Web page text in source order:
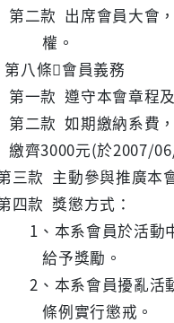
第二款 出席會員大會
權。
第八條會員義務
第一款 遵守本會章程
第二款 如期繳納系費
繳齊3000元(於2007/
三款 主動參與推廣本
四款 獎懲方式：
1、本系會員於活動中
給予獎勵。
2、本系會員擾亂活動
條例實行懲戒。